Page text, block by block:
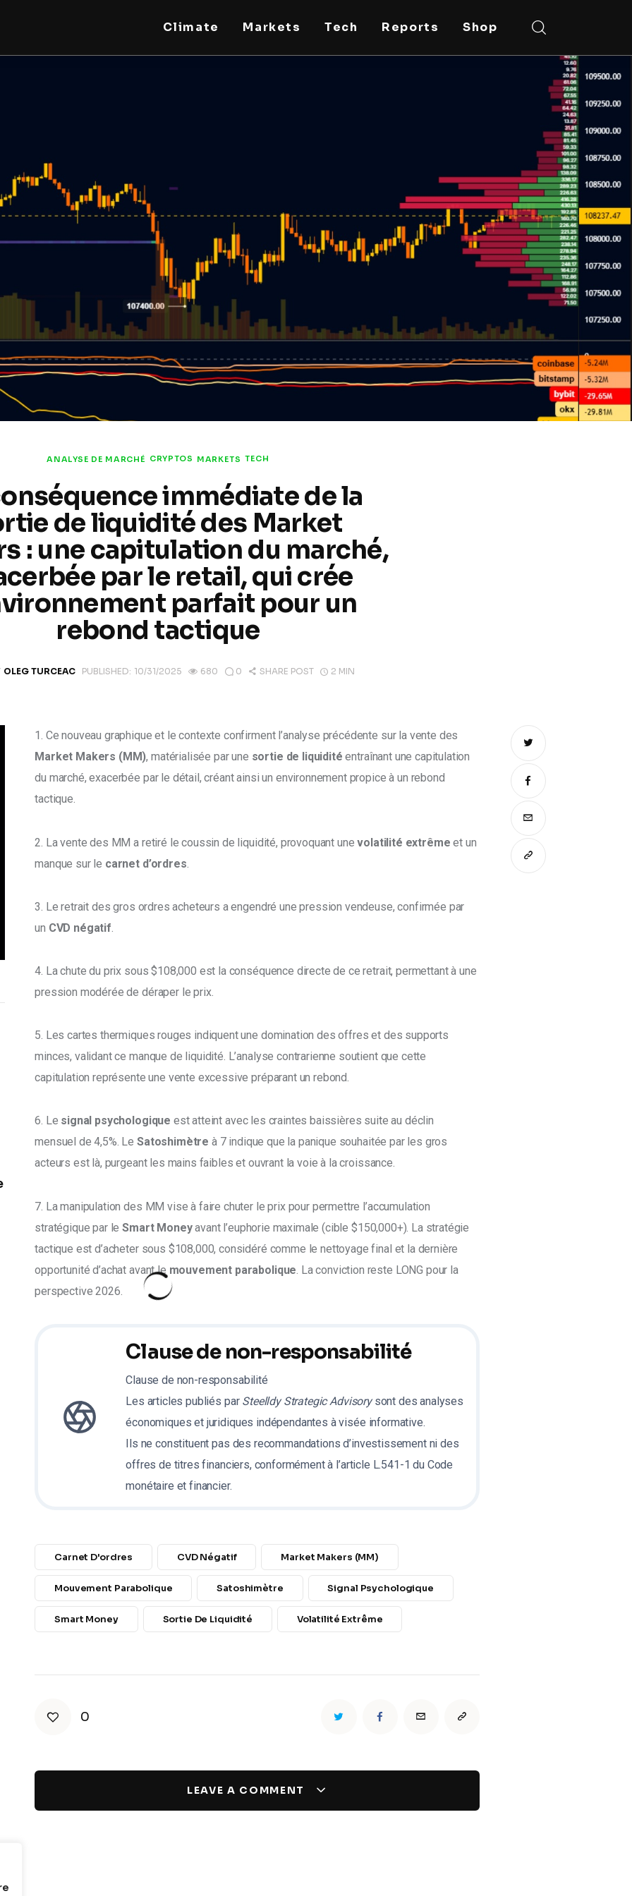
Climate Markets Tech Reports Shop
STEELLDY
blockchain-based projects, RWA,
tokenization, cryptocurrency (stablecoins,
CBDC), decentralized autonomous
organizations (DAO), MiCA compliance, ISO
20022, AI, MANBRIC/biotech technologies,
robotics, smart cities, and ESG taxonomy.
ANALYSE DE MARCHÉ CRYPTOS MARKETS TECH
immédiate de la
de liquidité des Market
: une capitulation du marché,
par le retail, qui crée
parfait pour un
rebond tactique
OLEG TURCEAC PUBLISHED: 10/31/2025 680 0 SHARE POST 2 MIN
1. Ce nouveau graphique et le contexte confirment l’analyse précédente sur la vente des
Market Makers (MM), matérialisée par une sortie de liquidité entraînant une capitulation
du marché, exacerbée par le détail, créant ainsi un environnement propice à un rebond
tactique.
2. La vente des MM a retiré le coussin de liquidité, provoquant une volatilité extrême et un
manque sur le carnet d’ordres
3. Le retrait des gros ordres acheteurs a engendré une pression vendeuse, confirmée par
un CVD négatif.
4. La chute du prix sous $108,000 est la conséquence directe de ce retrait, permettant à une
pression modérée de déraper le prix.
5. Les cartes thermiques rouges indiquent une domination des offres et des supports
minces, validant ce manque de liquidité. L’analyse contrarienne soutient que cette
capitulation représente une vente excessive préparant un rebond.
6. Le signal psychologique est atteint avec les craintes baissières suite au déclin
mensuel de 4,5%. Le Satoshimètre à 7 indique que la panique souhaitée par les gros
acteurs est là, purgeant les mains faibles et ouvrant la voie à la croissance.
7. La manipulation des MM vise à faire chuter le prix pour permettre l’accumulation
stratégique par le Smart Money avant l’euphorie maximale (cible $150,000+). La stratégie
tactique est d’acheter sous $108,000, considéré comme le nettoyage final et la dernière
opportunité d’achat avant le mouvement parabolique . La conviction reste LONG pour la
perspective 2026.
Clause de non-responsabilité
Clause de non-responsabilité
Les articles publiés par Steelldy Strategic Advisorysont des analyses
économiques et juridiques indépendantes à visée informative.
Ils ne constituent pas des recommandations d’investissement ni des
offres de titres financiers, conformément à l’article L.541-1 du Code
monétaire et financier.
Carnet D'ordres CVD Négatif Market Makers (MM)
Mouvement Parabolique Satoshimètre Signal Psychologique
Smart Money Sortie De Liquidité Volatilité Extrême
0
LEAVE A COMMENT